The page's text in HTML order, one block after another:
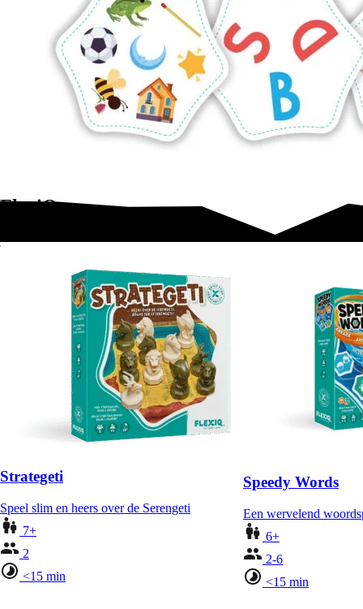
FlexiQ
Strategeti
Speel slim en heers over de Serengeti
7+
2
<15 min
Speedy Words
Een wervelend
6+
2-6
<15 min